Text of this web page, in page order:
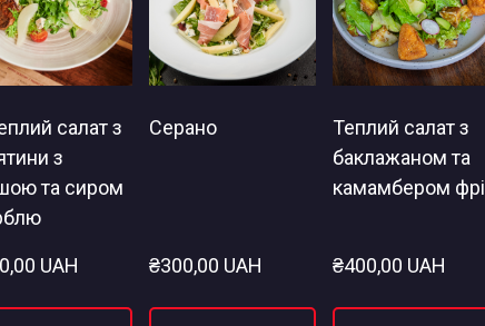
салат з
з
та сиром
UAH
Серано
₴300,00 UAH
Теплий салат з
баклажаном та
камамбером фрі
₴400,00 UAH